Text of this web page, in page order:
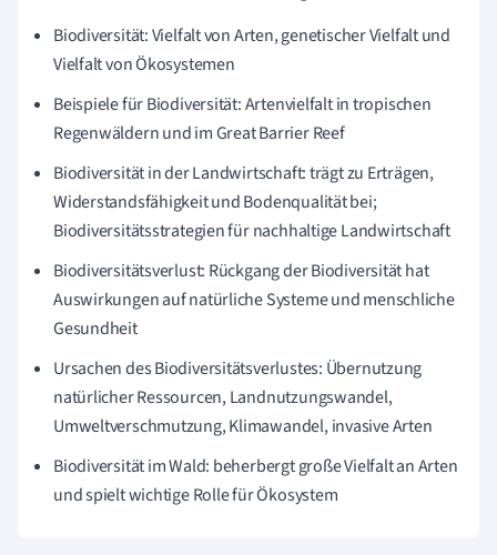
Biodiversität: Vielfalt von Arten, genetischer Vielfalt und
Vielfalt von Ökosystemen
Beispiele für Biodiversität: Artenvielfalt in tropischen
Regenwäldern und im Great Barrier Reef
Biodiversität in der Landwirtschaft: trägt zu Erträgen,
Widerstandsfähigkeit und Bodenqualität bei;
Biodiversitätsstrategien für nachhaltige Landwirtschaft
Biodiversitätsverlust: Rückgang der Biodiversität hat
Auswirkungen auf natürliche Systeme und menschliche
Gesundheit
Ursachen des Biodiversitätsverlustes: Übernutzung
natürlicher Ressourcen, Landnutzungswandel,
Umweltverschmutzung, Klimawandel, invasive Arten
Biodiversität im Wald: beherbergt große Vielfalt an Arten
und spielt wichtige Rolle für Ökosystem